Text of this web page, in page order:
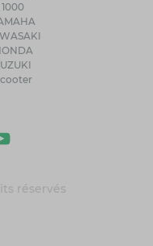
réservés